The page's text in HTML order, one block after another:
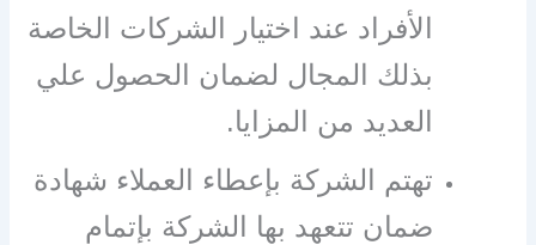
الأفراد عند اختيار الشركات الخاصة
بذلك المجال لضمان الحصول علي
العديد من المزايا.
تهتم الشركة بإعطاء العملاء شهادة
ضمان تتعهد بها الشركة بإتمام